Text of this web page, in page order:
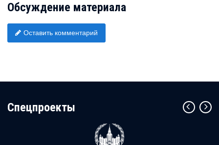
Обсуждение материала
Оставить комментарий
Cпецпроекты